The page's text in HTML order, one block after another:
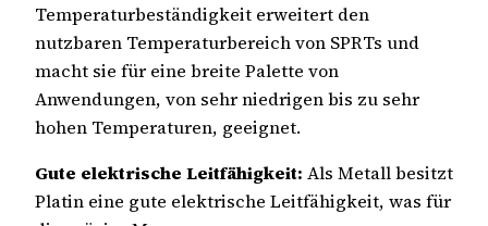
Temperaturbeständigkeit erweitert den
nutzbaren Temperaturbereich von SPRTs und
macht sie für eine breite Palette von
Anwendungen, von sehr niedrigen bis zu sehr
hohen Temperaturen, geeignet.
Gute elektrische Leitfähigkeit: Als Metall besitzt
Platin eine gute elektrische Leitfähigkeit, was für